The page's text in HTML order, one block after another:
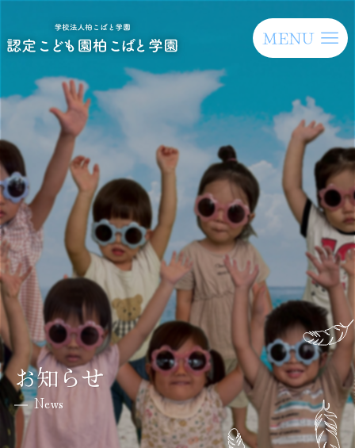
お知らせ
News